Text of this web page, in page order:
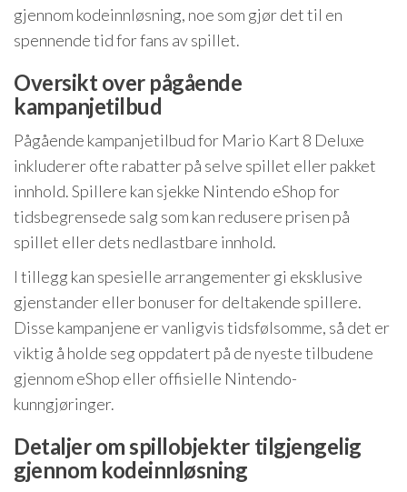
gjennom kodeinnløsning, noe som gjør det til en
spennende tid for fans av spillet.
Oversikt over pågående
kampanjetilbud
Pågående kampanjetilbud for Mario Kart 8 Deluxe
inkluderer ofte rabatter på selve spillet eller pakket
innhold. Spillere kan sjekke Nintendo eShop for
tidsbegrensede salg som kan redusere prisen på
spillet eller dets nedlastbare innhold.
I tillegg kan spesielle arrangementer gi eksklusive
gjenstander eller bonuser for deltakende spillere.
Disse kampanjene er vanligvis tidsfølsomme, så det er
viktig å holde seg oppdatert på de nyeste tilbudene
gjennom eShop eller offisielle Nintendo-
kunngjøringer.
Detaljer om spillobjekter tilgjengelig
gjennom kodeinnløsning